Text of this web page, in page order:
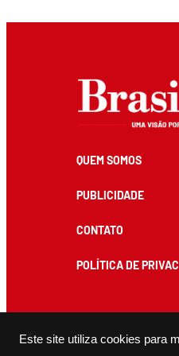
Este site utiliza cookies para
QUEM SOMOS
PUBLICIDADE
CONTATO
POLÍTICA DE